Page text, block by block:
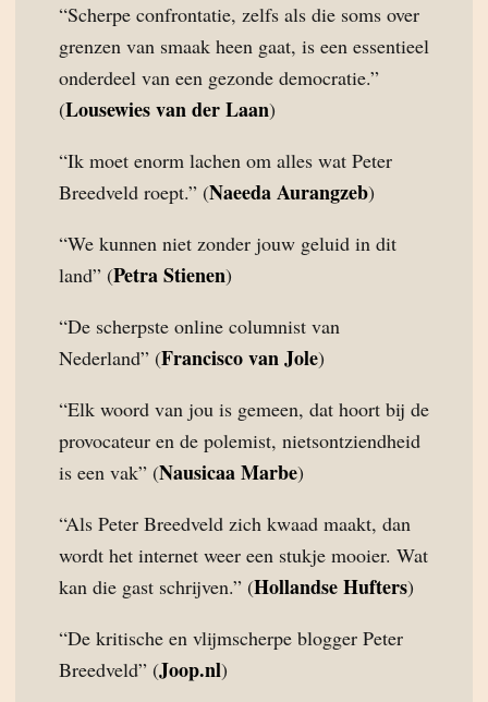
“Scherpe confrontatie, zelfs als die soms over
grenzen van smaak heen gaat, is een essentieel
onderdeel van een gezonde democratie.”
(Lousewies van der Laan)
“Ik moet enorm lachen om alles wat Peter
Breedveld roept.” (Naeeda Aurangzeb)
“We kunnen niet zonder jouw geluid in dit
land” (Petra Stienen)
“De scherpste online columnist van
Nederland” (Francisco van Jole)
“Elk woord van jou is gemeen, dat hoort bij de
provocateur en de polemist, nietsontziendheid
is een vak” (Nausicaa Marbe)
“Als Peter Breedveld zich kwaad maakt, dan
wordt het internet weer een stukje mooier. Wat
kan die gast schrijven.” (Hollandse Hufters)
“De kritische en vlijmscherpe blogger Peter
Breedveld” (Joop.nl)